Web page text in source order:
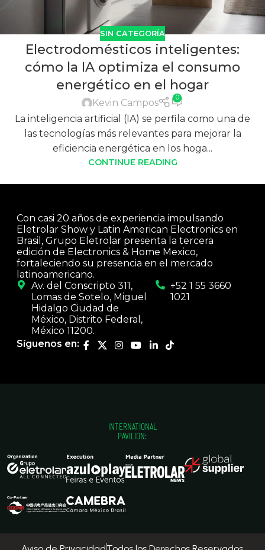
SIN CATEGORÍA
Electrodomésticos inteligentes:
cómo la IA optimiza el consumo
energético en el hogar
Kevin Campos 0
La inteligencia artificial (IA) se perfila como una de
las tecnologías más relevantes para mejorar la
eficiencia energética en los hoga...
CONTINUE READING
Con casi 20 años de experiencia impulsando
Eletrolar Show y Latin American Electronics en
Brasil, Grupo Eletrolar presenta la tercera
edición de Electronics & Home Mexico,
fortaleciendo su presencia en el mercado
latinoamericano.
Av. del Conscripto 311,
Lomas de Sotelo, Miguel
Hidalgo Ciudad de
México, Distrito Federal,
México 11200.
+52 1 55 3660
1021
Síguenos en:
INTERNATIONAL
PAVILION: